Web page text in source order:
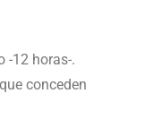
-12 horas-.
conceden